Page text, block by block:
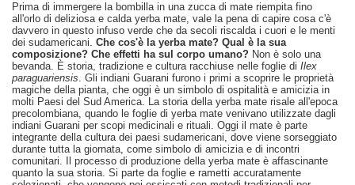
Prima di immergere la bombilla in una zucca di mate riempita fino
all'orlo di deliziosa e calda yerba mate, vale la pena di capire cosa c'è
davvero in questo infuso verde che da secoli riscalda i cuori e le menti
dei sudamericani. Che cos'è la yerba mate? Qual è la sua
composizione? Che effetti ha sul corpo umano? Non è solo una
bevanda. È storia, tradizione e cultura racchiuse nelle foglie di Ilex
paraguariensis. Gli indiani Guarani furono i primi a scoprire le proprietà
magiche della pianta, che oggi è un simbolo di ospitalità e amicizia in
molti Paesi del Sud America. La storia della yerba mate risale all'epoca
precolombiana, quando le foglie di yerba mate venivano utilizzate dagli
indiani Guarani per scopi medicinali e rituali. Oggi il mate è parte
integrante della cultura dei paesi sudamericani, dove viene sorseggiato
durante tutta la giornata, come simbolo di amicizia e di incontri
comunitari. Il processo di produzione della yerba mate è affascinante
quanto la sua storia. Si parte da foglie e rametti accuratamente